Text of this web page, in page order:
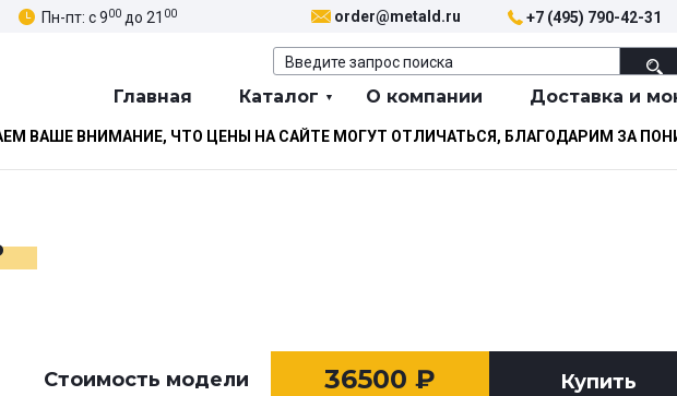
Пн-пт: с 900 до 21 00 order@metald.ru +7 (495) 790-42-31
Главная Каталог О компании Доставка и
ВАШЕ ВНИМАНИЕ, ЧТО ЦЕНЫ НА САЙТЕ МОГУТ ОТЛИЧАТЬСЯ, БЛАГОДАРИМ ЗА
Стоимость модели 36500 ₽ Купить